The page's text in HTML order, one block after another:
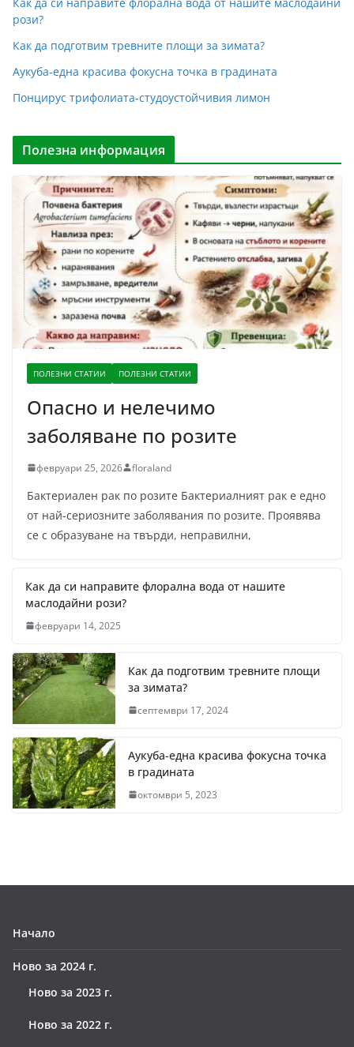
рози?
Как да подготвим тревните площи за зимата?
Аукуба-една красива фокусна точка в градината
Понцирус трифолиата-студоустойчивия лимон
Полезна информация
ПОЛЕЗНИ СТАТИИ ПОЛЕЗНИ СТАТИИ
Опасно и нелечимо
заболяване по розите
февруари 25, 2026 floraland
Бактериален рак по розите Бактериалният рак е едно
от най-сериозните заболявания по розите. Проявява
се с образуване на твърди, неправилни,
Как да си направите флорална вода от нашите
маслодайни рози?
февруари 14, 2025
Как да подготвим тревните площи
за зимата?
септември 17, 2024
Аукуба-една красива фокусна точка
в градината
октомври 5, 2023
Начало
Ново за 2024 г.
Ново за 2023 г.
Ново за 2022 г.